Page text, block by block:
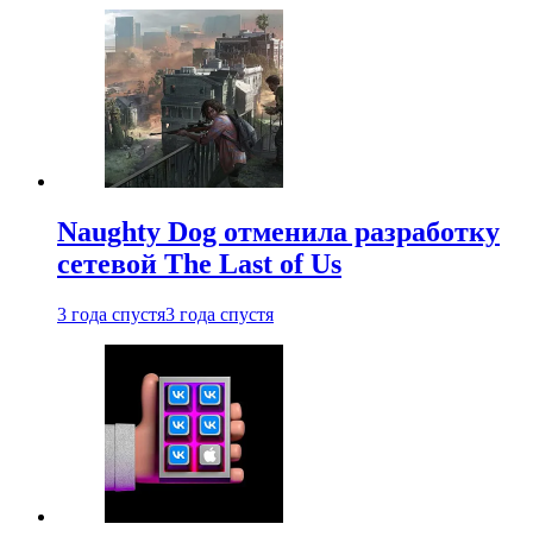
Naughty Dog отменила разработку
сетевой The Last of Us
3 года спустя3 года спустя